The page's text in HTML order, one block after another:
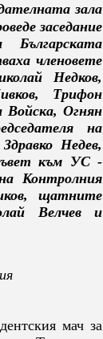
зала
заседание
членовете
Недков,
Трифон
Войска, Огнян
на
Недев,
към УС -
Контролния
щатните
Велчев и
мач за